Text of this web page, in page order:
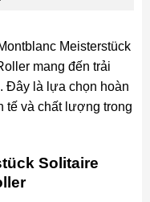
Meisterstück
mang đến trải
Đây là lựa chọn hoàn
tế và chất lượng trong
Solitaire